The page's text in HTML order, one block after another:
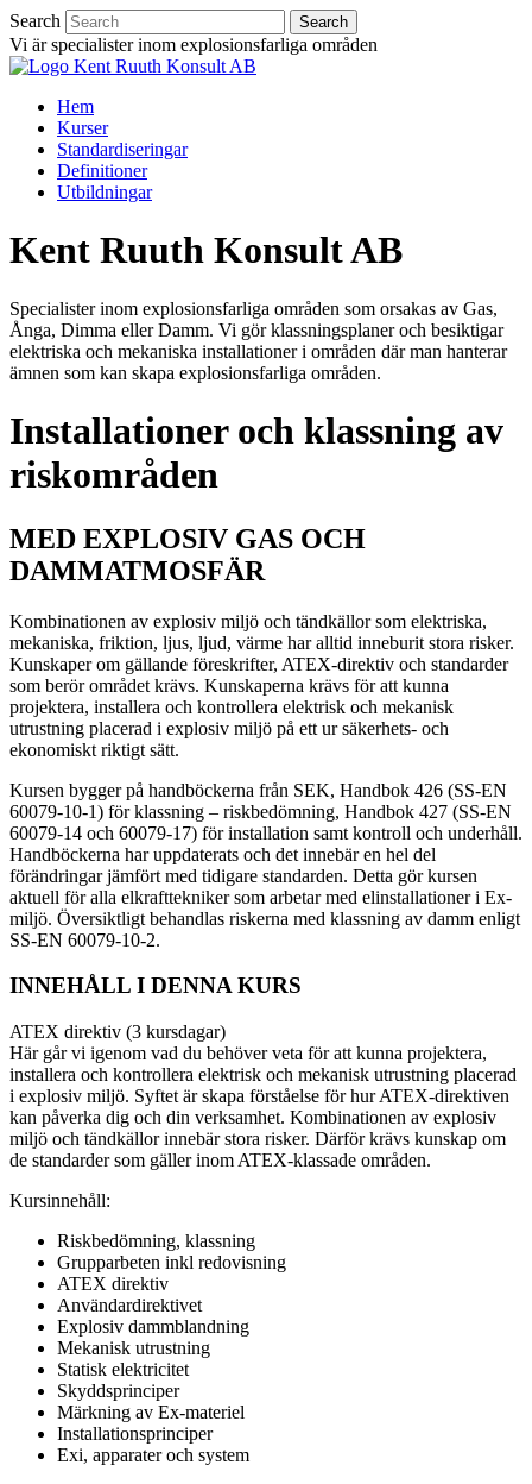
Search
Vi är specialister inom explosionsfarliga områden
Hem
Kurser
Standardiseringar
Definitioner
Utbildningar
Kent Ruuth Konsult AB
Specialister inom explosionsfarliga områden som orsakas av Gas,
Ånga, Dimma eller Damm. Vi gör klassningsplaner och besiktigar
elektriska och mekaniska installationer i områden där man hanterar
ämnen som kan skapa explosionsfarliga områden.
Installationer och klassning av
riskområden
MED EXPLOSIV GAS OCH
DAMMATMOSFÄR
Kombinationen av explosiv miljö och tändkällor som elektriska,
mekaniska, friktion, ljus, ljud, värme har alltid inneburit stora risker.
Kunskaper om gällande föreskrifter, ATEX-direktiv och standarder
som berör området krävs. Kunskaperna krävs för att kunna
projektera, installera och kontrollera elektrisk och mekanisk
utrustning placerad i explosiv miljö på ett ur säkerhets- och
ekonomiskt riktigt sätt.
Kursen bygger på handböckerna från SEK, Handbok 426 (SS-EN
60079-10-1) för klassning – riskbedömning, Handbok 427 (SS-EN
60079-14 och 60079-17) för installation samt kontroll och underhåll.
Handböckerna har uppdaterats och det innebär en hel del
förändringar jämfört med tidigare standarden. Detta gör kursen
aktuell för alla elkrafttekniker som arbetar med elinstallationer i Ex-
miljö. Översiktligt behandlas riskerna med klassning av damm enligt
SS-EN 60079-10-2.
INNEHÅLL I DENNA KURS
ATEX direktiv (3 kursdagar)
Här går vi igenom vad du behöver veta för att kunna projektera,
installera och kontrollera elektrisk och mekanisk utrustning placerad
i explosiv miljö. Syftet är skapa förståelse för hur ATEX-direktiven
kan påverka dig och din verksamhet. Kombinationen av explosiv
miljö och tändkällor innebär stora risker. Därför krävs kunskap om
de standarder som gäller inom ATEX-klassade områden.
Kursinnehåll:
Riskbedömning, klassning
Grupparbeten inkl redovisning
ATEX direktiv
Användardirektivet
Explosiv dammblandning
Mekanisk utrustning
Statisk elektricitet
Skyddsprinciper
Märkning av Ex-materiel
Installationsprinciper
Exi, apparater och system